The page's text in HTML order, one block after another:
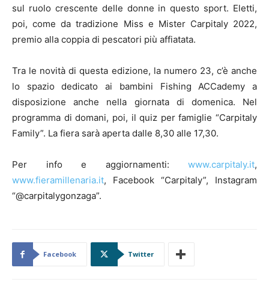
sul ruolo crescente delle donne in questo sport. Eletti,
poi, come da tradizione Miss e Mister Carpitaly 2022,
premio alla coppia di pescatori più affiatata.
Tra le novità di questa edizione, la numero 23, c’è anche
lo spazio dedicato ai bambini Fishing ACCademy a
disposizione anche nella giornata di domenica. Nel
programma di domani, poi, il quiz per famiglie “Carpitaly
Family”. La fiera sarà aperta dalle 8,30 alle 17,30.
Per info e aggiornamenti: www.carpitaly.it,
www.fieramillenaria.it, Facebook “Carpitaly”, Instagram
“@carpitalygonzaga”.
Facebook Twitter